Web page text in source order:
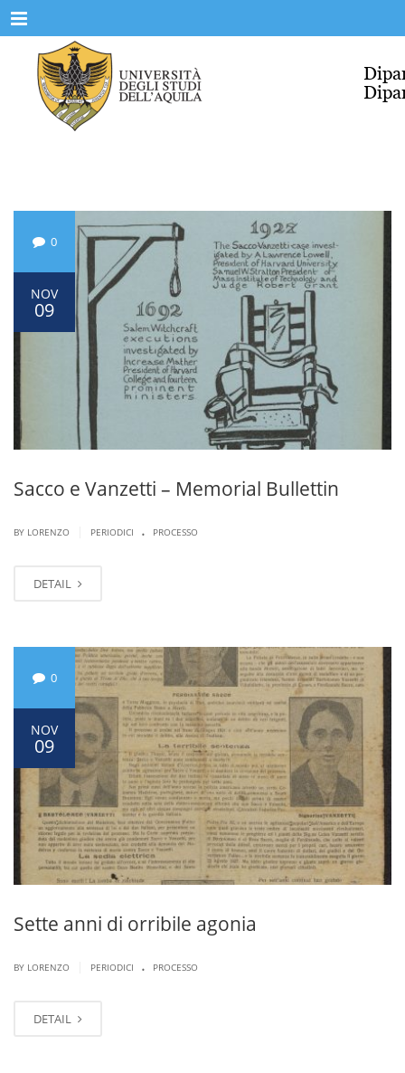
Menu
0
NOV
09
Sacco e Vanzetti – Memorial Bullettin
BY LORENZO PERIODICI . PROCESSO
DETAIL
0
NOV
09
Sette anni di orribile agonia
BY LORENZO PERIODICI . PROCESSO
DETAIL